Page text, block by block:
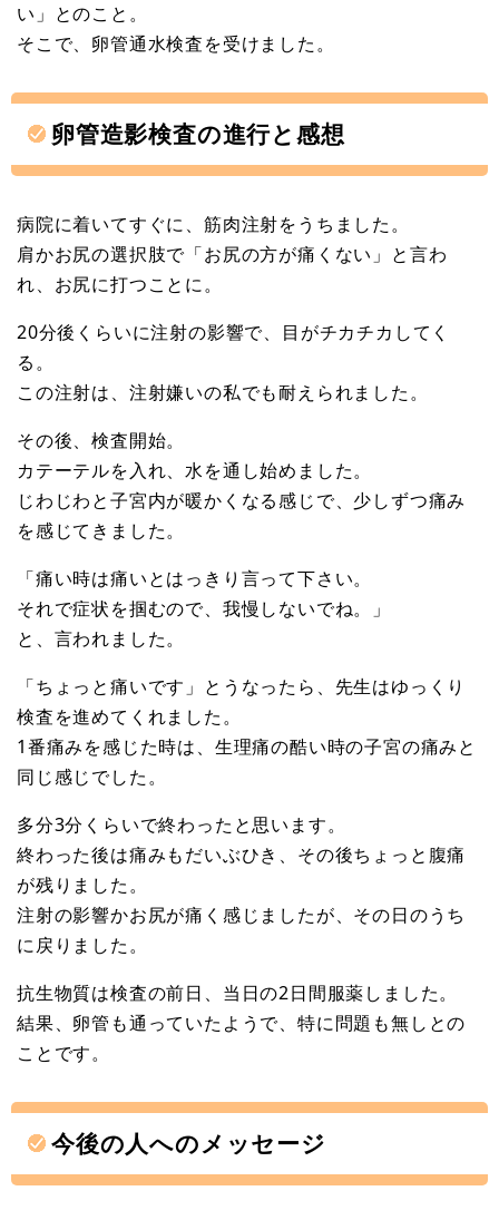
い」とのこと。
そこで、卵管通水検査を受けました。
卵管造影検査の進行と感想
病院に着いてすぐに、筋肉注射をうちました。
肩かお尻の選択肢で「お尻の方が痛くない」と言わ
れ、お尻に打つことに。
20分後くらいに注射の影響で、目がチカチカしてく
る。
この注射は、注射嫌いの私でも耐えられました。
その後、検査開始。
カテーテルを入れ、水を通し始めました。
じわじわと子宮内が暖かくなる感じで、少しずつ痛み
を感じてきました。
「痛い時は痛いとはっきり言って下さい。
それで症状を掴むので、我慢しないでね。」
と、言われました。
「ちょっと痛いです」とうなったら、先生はゆっくり
検査を進めてくれました。
1番痛みを感じた時は、生理痛の酷い時の子宮の痛みと
同じ感じでした。
多分3分くらいで終わったと思います。
終わった後は痛みもだいぶひき、その後ちょっと腹痛
が残りました。
注射の影響かお尻が痛く感じましたが、その日のうち
に戻りました。
抗生物質は検査の前日、当日の2日間服薬しました。
結果、卵管も通っていたようで、特に問題も無しとの
ことです。
今後の人へのメッセージ